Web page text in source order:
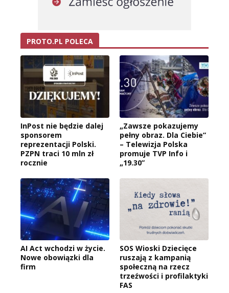
PROTO.PL POLECA
InPost nie będzie dalej
sponsorem
reprezentacji Polski.
PZPN traci 10 mln zł
rocznie
„Zawsze pokazujemy
pełny obraz. Dla Ciebie”
– Telewizja Polska
promuje TVP Info i
„19.30”
AI Act wchodzi w życie.
Nowe obowiązki dla
firm
SOS Wioski Dziecięce
ruszają z kampanią
społeczną na rzecz
trzeźwości i profilaktyki
FAS